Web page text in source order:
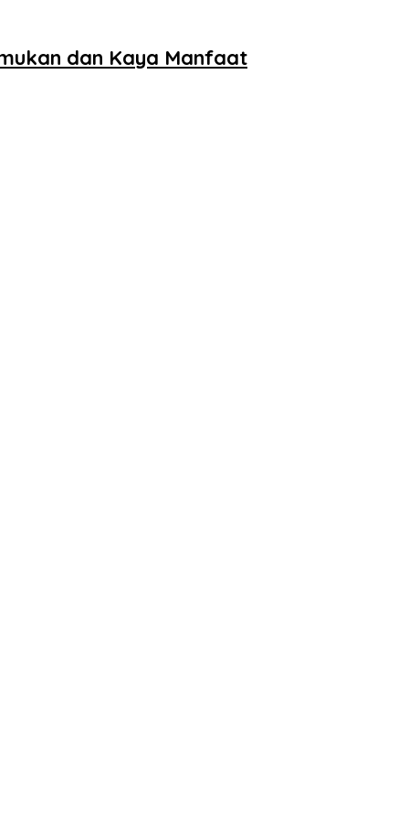
dan Kaya Manfaat